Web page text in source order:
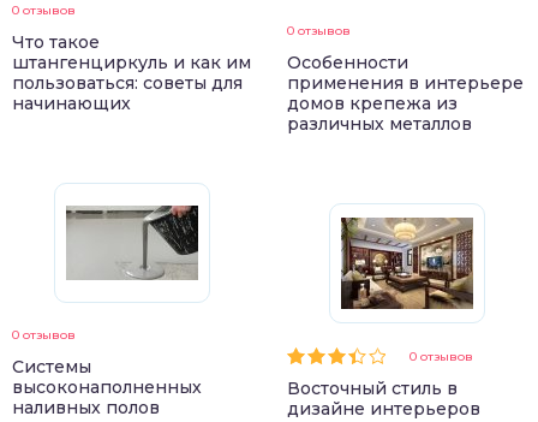
0 отзывов
Что такое
штангенциркуль и как им
пользоваться: советы для
начинающих
0 отзывов
Системы
высоконаполненных
наливных полов
0 отзывов
Особенности
применения в интерьере
домов крепежа из
различных металлов
0 отзывов
Восточный стиль в
дизайне интерьеров